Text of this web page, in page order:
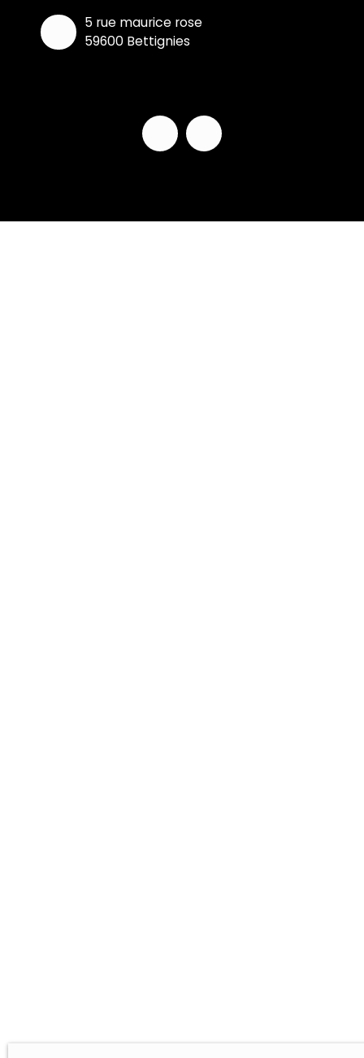
5 rue maurice rose
59600 Bettignies